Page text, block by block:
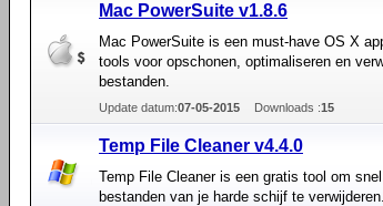
Mac PowerSuite v1.8.6
Mac PowerSuite is een must-have OS X
tools voor opschonen, optimaliseren en
bestanden.
Update datum:07-05-2015 Downloads :15
Temp File Cleaner v4.4.0
Temp File Cleaner is een gratis tool om
bestanden van je harde schijf te verwijderen.